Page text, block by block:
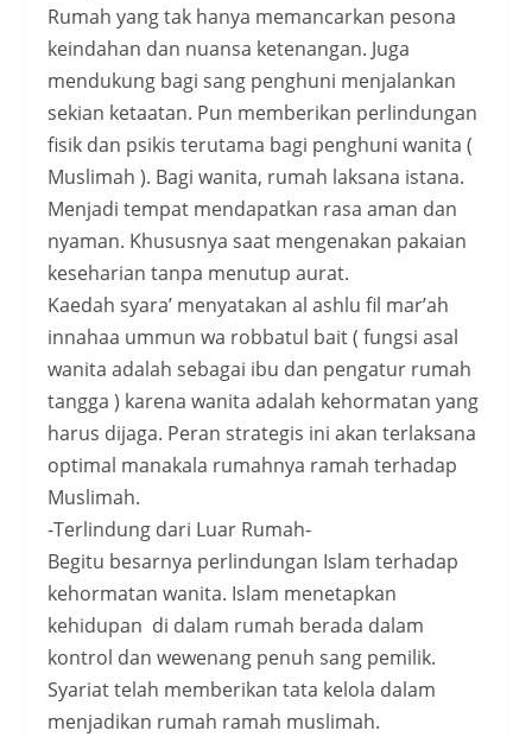
Rumah yang tak hanya memancarkan pesona
keindahan dan nuansa ketenangan. Juga
mendukung bagi sang penghuni menjalankan
sekian ketaatan. Pun memberikan perlindungan
fisik dan psikis terutama bagi penghuni wanita (
Muslimah ). Bagi wanita, rumah laksana istana.
Menjadi tempat mendapatkan rasa aman dan
nyaman. Khususnya saat mengenakan pakaian
keseharian tanpa menutup aurat.
Kaedah syara’ menyatakan al ashlu fil mar’ah
innahaa ummun wa robbatul bait ( fungsi asal
wanita adalah sebagai ibu dan pengatur rumah
tangga ) karena wanita adalah kehormatan yang
harus dijaga. Peran strategis ini akan terlaksana
optimal manakala rumahnya ramah terhadap
Muslimah.
-Terlindung dari Luar Rumah-
Begitu besarnya perlindungan Islam terhadap
kehormatan wanita. Islam menetapkan
kehidupan di dalam rumah berada dalam
kontrol dan wewenang penuh sang pemilik.
Syariat telah memberikan tata kelola dalam
menjadikan rumah ramah muslimah.